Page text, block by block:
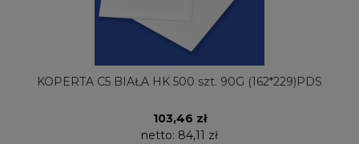
KOPERTA C5 BIAŁA HK 500 szt. 90G (162*229)PDS
103,46 zł
netto: 84,11 zł